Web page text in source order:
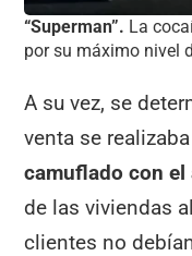
“Superman”. La
por su máximo nivel
A su vez, se
venta se
camuflado con el
de las viviendas
clientes no